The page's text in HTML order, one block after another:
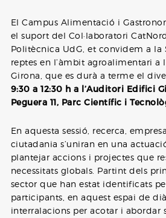
El Campus Alimentació i
el suport del Col·laboratori
Politècnica UdG, et convidem a la
reptes en l’àmbit agroalimentari a
Girona, que es durà a terme el
9:30 a 12:30 h a l’Auditori Edifici
Peguera 11, Parc Científic i
En aquesta sessió, recerca,
ciutadania s’uniran en una
plantejar accions i projectes que
necessitats globals. Partint dels
sector que han estat identificats
participants, en aquest espai de
interralacions per acotar i abordar